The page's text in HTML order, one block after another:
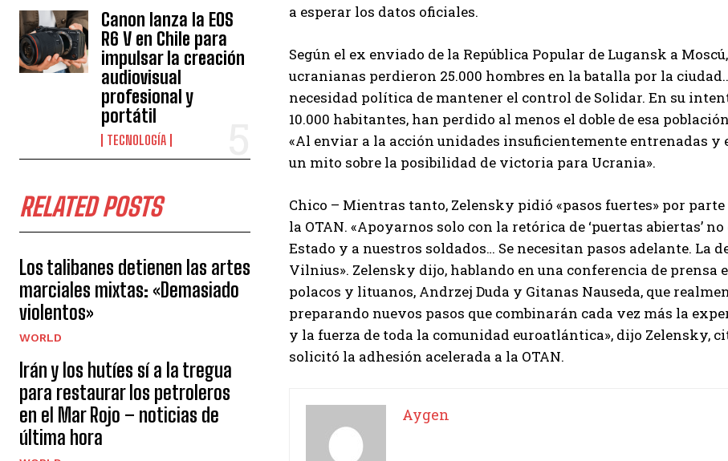
I've read and accept the
Canon lanza la EOS
R6 V en Chile para
impulsar la creación
audiovisual
profesional y
portátil
TECNOLOGÍA
RELATED POSTS
Los talibanes detienen las artes
marciales mixtas: «Demasiado
violentos»
WORLD
Irán y los hutíes sí a la tregua
para restaurar los petroleros
en el Mar Rojo – noticias de
última hora
a esperar los datos oficiales.
Según el ex enviado de la República Popular de Lugansk a
ucranianas perdieron 25.000 hombres en la batalla por la ciudad.
necesidad política de mantener el control de Solidar. En su
10.000 habitantes, han perdido al menos el doble de esa
«Al enviar a la acción unidades insuficientemente entrenadas y
un mito sobre la posibilidad de victoria para Ucrania».
Chico – Mientras tanto, Zelensky pidió «pasos fuertes» por
la OTAN. «Apoyarnos solo con la retórica de ‘puertas abiertas’
Estado y a nuestros soldados… Se necesitan pasos adelante. La
Vilnius». Zelensky dijo, hablando en una conferencia de prensa
polacos y lituanos, Andrzej Duda y Gitanas Nauseda, que
preparando nuevos pasos que combinarán cada vez más la
y ​​la fuerza de toda la comunidad euroatlántica», dijo Zelensky,
solicitó la adhesión acelerada a la OTAN.
Aygen